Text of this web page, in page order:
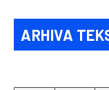
ARHIVA